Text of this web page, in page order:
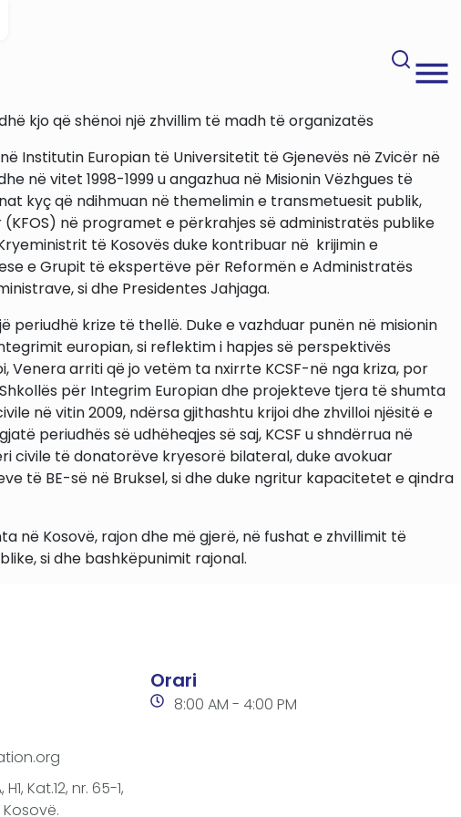
kjo që shënoi një zhvillim të madh të organizatës
Institutin Europian të Universitetit të Gjenevës në Zvicër në
në vitet 1998-1999 u angazhua në Misionin Vëzhgues të
kyç që ndihmuan në themelimin e transmetuesit publik,
(KFOS) në programet e përkrahjes së administratës publike
të Kosovës duke kontribuar në krijimin e
e Grupit të ekspertëve për Reformën e Administratës
si dhe Presidentes Jahjaga.
periudhë krize të thellë. Duke e vazhduar punën në misionin
europian, si reflektim i hapjes së perspektivës
Venera arriti që jo vetëm ta nxirrte KCSF-në nga kriza, por
për Integrim Europian dhe projekteve tjera të shumta
në vitin 2009, ndërsa gjithashtu krijoi dhe zhvilloi njësitë e
periudhës së udhëheqjes së saj, KCSF u shndërrua në
civile të donatorëve kryesorë bilateral, duke avokuar
të BE-së në Bruksel, si dhe duke ngritur kapacitetet e qindra
në Kosovë, rajon dhe më gjerë, në fushat e zhvillimit të
si dhe bashkëpunimit rajonal.
Kat.12, nr. 65-1,
Kosovë.
Orari
8:00 AM - 4:00 PM